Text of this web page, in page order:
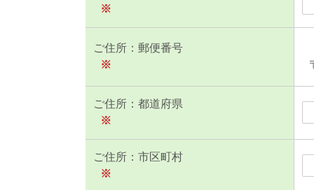
※
ご住所：郵便番号
※
ご住所：都道府県
※
ご住所：市区町村
※